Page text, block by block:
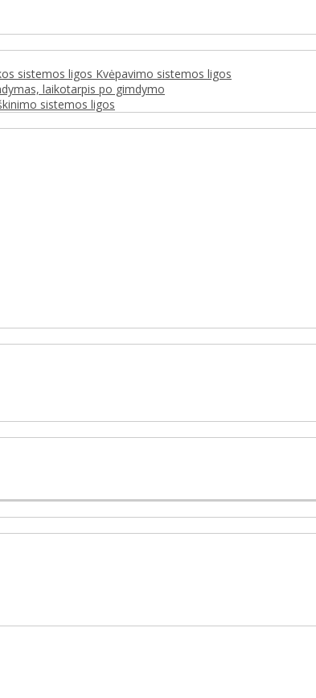
sistemos ligos Kvėpavimo sistemos ligos
laikotarpis po gimdymo
sistemos ligos